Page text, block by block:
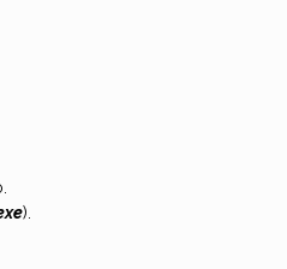
).